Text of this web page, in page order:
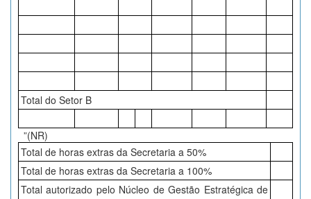
Total do Setor B
Total de horas extras da Secretaria a 50%
Total de horas extras da Secretaria a 100%
Total autorizado pelo Núcleo de Gestão Estratégica de
”(NR)